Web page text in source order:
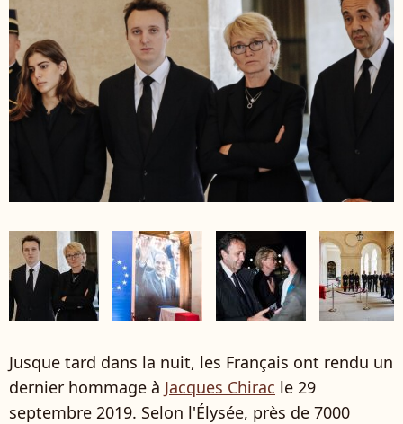
Jusque tard dans la nuit, les Français ont rendu un
dernier hommage à Jacques Chirac le 29
septembre 2019. Selon l'Élysée, près de 7000